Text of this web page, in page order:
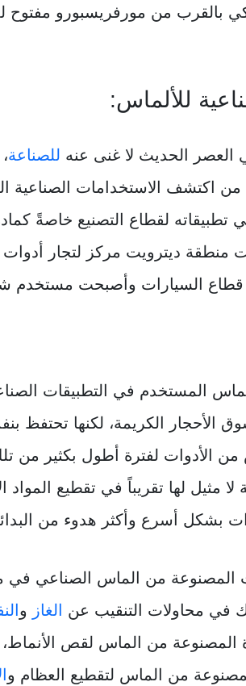
بالقرب من مورفريسبورو مفتوح
للألماس:
العصر الحديث لا غنى عنه للصناعة
اكتشف الاستخدامات الصناعية
تطبيقاته لقطاع التصنيع خاصةً
منطقة ديترويت مركز لتجار
قطاع السيارات وأصبحت مستخدم
المستخدم في التطبيقات
الأحجار الكريمة، لكنها تحتفظ
من الأدوات لفترة أطول بكثير من
مثيل لها تقريباً في تقطيع المواد
بشكل أسرع وأكثر هدوء من
المصنوعة من الماس الصناعي في
في محاولات التنقيب عن
الغاز و
المصنوعة من الماس لقص
من الماس لتقطيع العظام و